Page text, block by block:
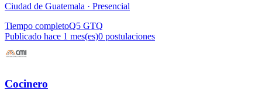
Ciudad de Guatemala · Presencial
Tiempo completoQ5 GTQ
Publicado hace 1 mes(es)0 postulaciones
Cocinero